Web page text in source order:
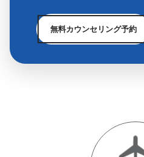
無料カウンセリング予約